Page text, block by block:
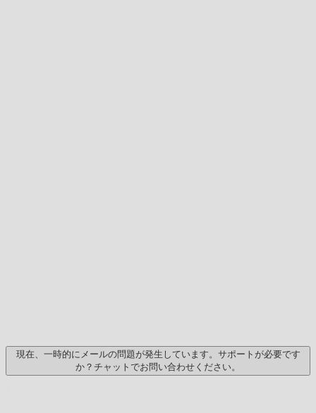
現在、一時的にメールの問題が発生しています。サポートが必要です
か？チャットでお問い合わせください。